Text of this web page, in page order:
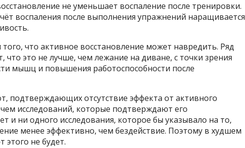
не уменьшает воспаление после тренировки.
воспаления после выполнения упражнений наращивается
того, что активное восстановление может навредить. Ряд
что это не лучше, чем лежание на диване, с точки зрения
мышц и повышения работоспособности после
подтверждающих отсутствие эффекта от активного
исследований, которые подтверждают его
и ни одного исследования, которое бы указывало на то,
менее эффективно, чем бездействие. Поэтому в худшем
этого не будет.